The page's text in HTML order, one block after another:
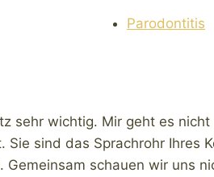
Parodontitis
sehr wichtig. Mir geht es
sind das Sprachrohr Ihres
schauen wir uns